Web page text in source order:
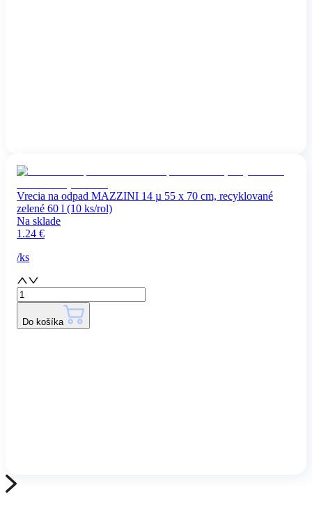
Vrecia na odpad MAZZINI 14 µ 55 x 70 cm, recyklované
zelené 60 l (10 ks/rol)
Na sklade
1.24 €
/ks
Do košíka